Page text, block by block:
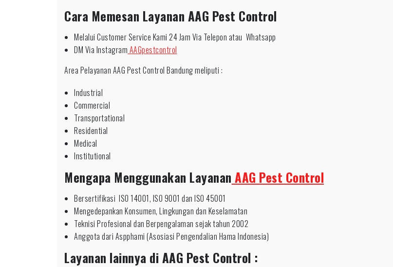
Cara Memesan Layanan AAG Pest Control
Melalui Customer Service Kami 24 Jam Via Telepon atau Whatsapp
DM Via Instagram AAGpestcontrol
Area Pelayanan AAG Pest Control Bandung meliputi :
Industrial
Commercial
Transportational
Residential
Medical
Institutional
Mengapa Menggunakan Layanan AAG Pest Control
Bersertifikasi ISO 14001, ISO 9001 dan ISO 45001
Mengedepankan Konsumen, Lingkungan dan Keselamatan
Teknisi Profesional dan Berpengalaman sejak tahun 2002
Anggota dari Aspphami (Asosiasi Pengendalian Hama Indonesia)
Layanan lainnya di AAG Pest Control :